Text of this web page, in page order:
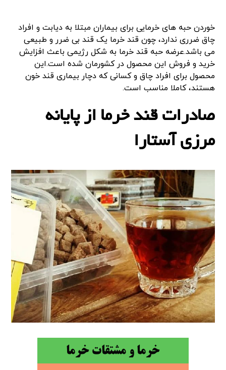
خوردن حبه های خرمایی برای بیماران مبتلا به دیابت و افراد
چاق ضرری ندارد، چون قند خرما یک قند بی ضرر و طبیعی
می باشد.عرضه حبه قند خرما به شکل رژیمی باعث افزایش
خرید و فروش این محصول در کشورمان شده است.این
محصول برای افراد چاق و کسانی که دچار بیماری قند خون
هستند، کاملا مناسب است.
صادرات قند خرما از پایانه
مرزی آستارا